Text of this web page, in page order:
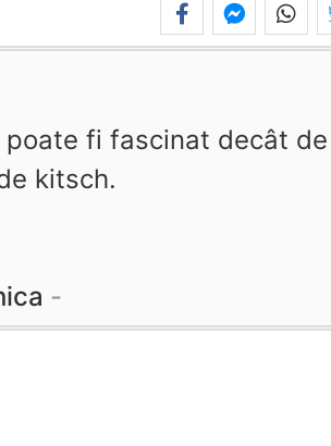
poate fi fascinat decât de
kitsch.